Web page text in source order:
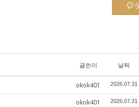
글쓴이 날짜
okok401 2026.07.31
okok401 2026.07.31